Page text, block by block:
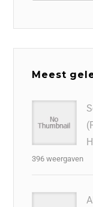
Meest
396 weergaven